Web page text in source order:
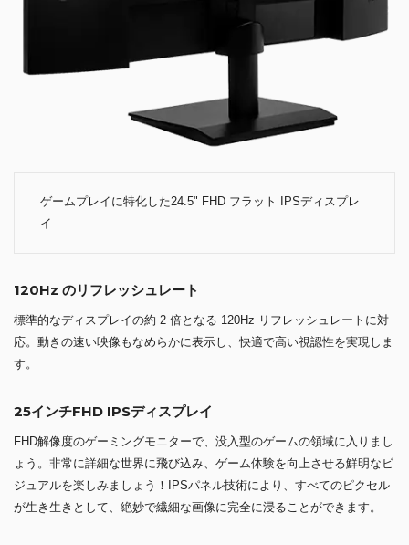
ゲームプレイに特化した24.5" FHD フラット IPSディスプレ
イ
120Hz のリフレッシュレート
標準的なディスプレイの約 2 倍となる 120Hz リフレッシュレートに対
応。動きの速い映像もなめらかに表示し、快適で高い視認性を実現しま
す。
25インチFHD IPSディスプレイ
FHD解像度のゲーミングモニターで、没入型のゲームの領域に入りまし
ょう。非常に詳細な世界に飛び込み、ゲーム体験を向上させる鮮明なビ
ジュアルを楽しみましょう！IPSパネル技術により、すべてのピクセル
が生き生きとして、絶妙で繊細な画像に完全に浸ることができます。